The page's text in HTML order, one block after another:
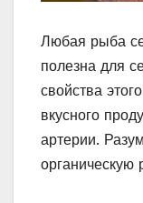
Любая рыба
полезна для
свойства
вкусного
артерии.
органическую